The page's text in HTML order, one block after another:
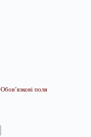
Обов’язкові поля